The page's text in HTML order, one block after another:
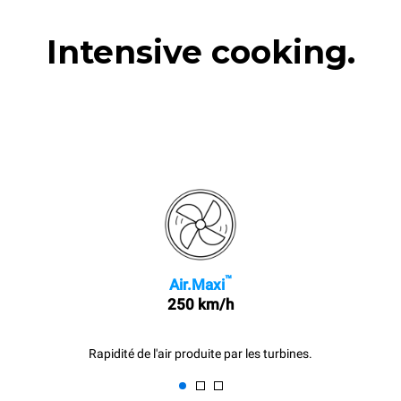
Intensive cooking.
Air.Maxi™
250 km/h
Rapidité de l'air produite par les turbines.